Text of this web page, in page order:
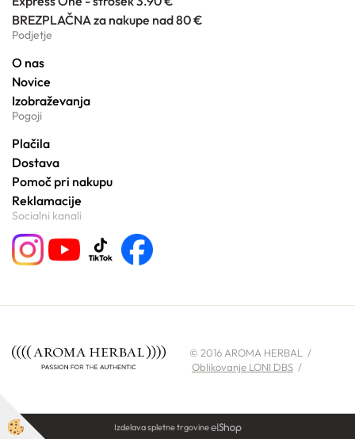
BREZPLAČNA za nakupe nad 80 €
Podjetje
O nas
Novice
Izobraževanja
Pogoji
Plačila
Dostava
Pomoč pri nakupu
Reklamacije
Socialni kanali
© 2016 AROMA HERBAL /
Oblikovanje LONI DBS /
Izdelava spletne trgovine